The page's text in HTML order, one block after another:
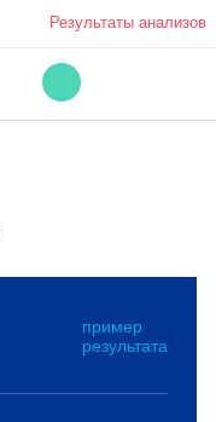
Результаты анализов
пример
результата